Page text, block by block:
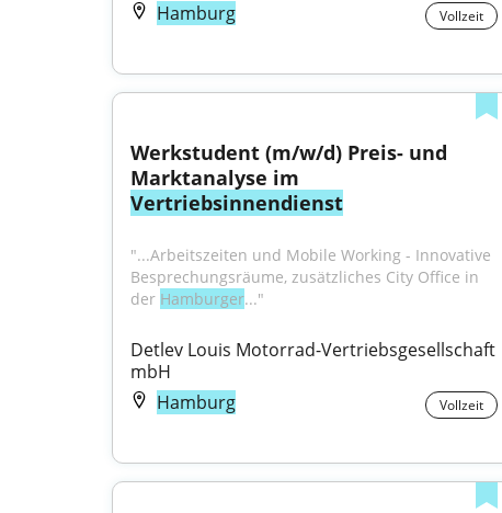
Hamburg
Vollzeit
Werkstudent (m/w/d) Preis- und
Vertriebsinnendienst
"...Arbeitszeiten und Mobile Working - Innovative
Besprechungsräume, zusätzliches City Office in
der Hamburger..."
Detlev Louis Motorrad-Vertriebsgesellschaft
mbH
Hamburg
Vollzeit